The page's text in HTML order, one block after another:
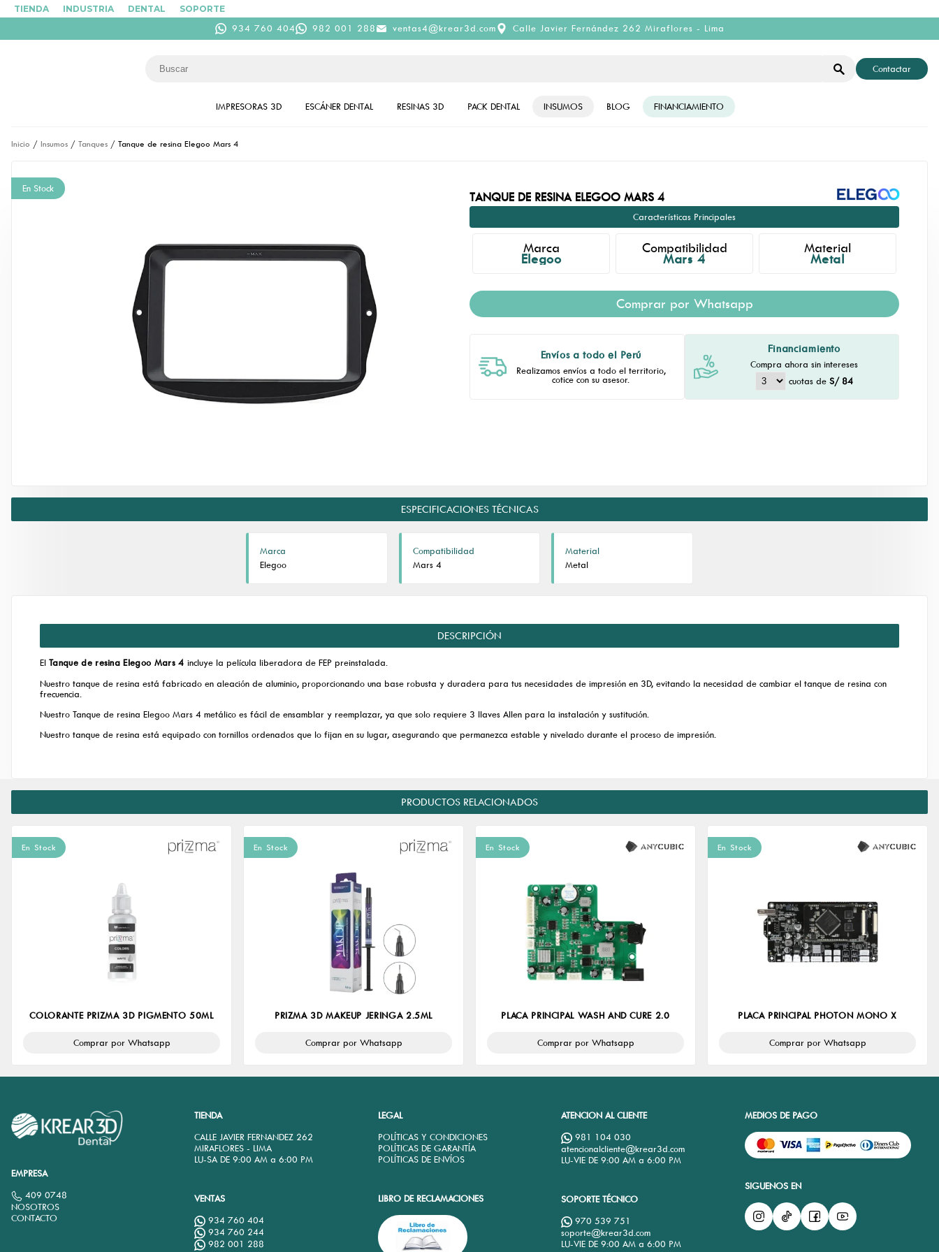
TIENDA INDUSTRIA DENTAL
SOPORTE
934 760 404
982 001 288 ventas4@krear3d.com Calle Javier Fernández 262 Miraflores - Lima
Contactar
IMPRESORAS 3D ESCÁNER DENTAL RESINAS 3D PACK DENTAL INSUMOS BLOG FINANCIAMIENTO
Inicio / Insumos / Tanques / Tanque de resina Elegoo Mars 4
En Stock
TANQUE DE RESINA ELEGOO MARS 4
Características Principales
Marca
Elegoo
Compatibilidad
Mars 4
Material
Metal
Comprar por Whatsapp
Envíos a todo el Perú
Realizamos envíos a todo el territorio,
cotice con su asesor.
Financiamiento
Compra ahora sin intereses
cuotas de S/ 84
ESPECIFICACIONES TÉCNICAS
Marca
Elegoo
Compatibilidad
Mars 4
Material
Metal
DESCRIPCIÓN
El Tanque de resina Elegoo Mars 4 incluye la película liberadora de FEP preinstalada.
Nuestro tanque de resina está fabricado en aleación de aluminio, proporcionando una base robusta y duradera para tus necesidades de impresión en 3D, evitando la necesidad de cambiar el tanque de resina con
frecuencia.
Nuestro Tanque de resina Elegoo Mars 4 metálico es fácil de ensamblar y reemplazar, ya que solo requiere 3 llaves Allen para la instalación y sustitución.
Nuestro tanque de resina está equipado con tornillos ordenados que lo fijan en su lugar, asegurando que permanezca estable y nivelado durante el proceso de impresión.
PRODUCTOS RELACIONADOS
En Stock
COLORANTE PRIZMA 3D PIGMENTO 50ML
Comprar por Whatsapp
En Stock
PRIZMA 3D MAKEUP JERINGA 2.5ML
Comprar por Whatsapp
En Stock
PLACA PRINCIPAL WASH AND CURE 2.0
Comprar por Whatsapp
En Stock
PLACA PRINCIPAL PHOTON MONO X
Comprar por Whatsapp
EMPRESA
409 0748
NOSOTROS
CONTACTO
TIENDA
CALLE JAVIER FERNANDEZ 262
MIRAFLORES - LIMA
LU-SA DE 9:00 AM a 6:00 PM
VENTAS
934 760 404
934 760 244
982 001 288
LEGAL
POLÍTICAS Y CONDICIONES
POLÍTICAS DE GARANTÍA
POLÍTICAS DE ENVÍOS
LIBRO DE RECLAMACIONES
ATENCION AL CLIENTE
981 104 030
atencionalcliente@krear3d.com
LU-VIE DE 9:00 AM a 6:00 PM
SOPORTE TÉCNICO
970 539 751
soporte@krear3d.com
LU-VIE DE 9:00 AM a 6:00 PM
MEDIOS DE PAGO
SIGUENOS EN